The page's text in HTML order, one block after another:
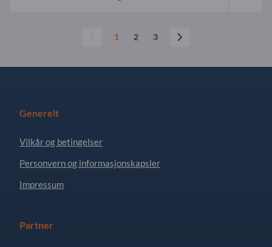
1 2 3
Generelt
Vilkår og betingelser
Personvern og informasjonskapsler
Impressum
Partner